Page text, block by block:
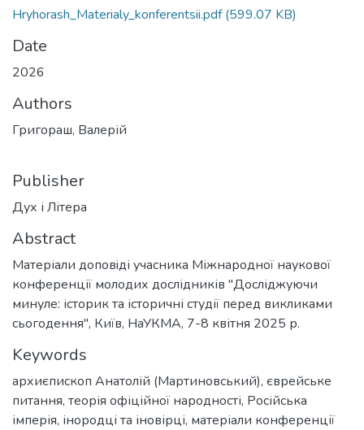
Hryhorash_Materialy_konferentsii.pdf(599.07 KB)
Date
2026
Authors
Григораш, Валерій
Publisher
Дух і Літера
Abstract
Матеріали доповiді учасника Міжнародної наукової
конференції молодих дослідників "Досліджуючи
минуле: історик та історичні студії перед викликами
сьогодення", Київ, НаУКМА, 7-8 квітня 2025 р.
Keywords
архиєпископ Анатолій (Мартиновський), єврейське
питання, теорія офіційної народності, Російська
імперія, інородці та іновірці, матеріали конференції